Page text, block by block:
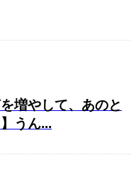
増やして、あのと
うん...